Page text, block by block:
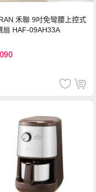
禾聯 9吋免彎腰上控式
扇 HAF-09AH33A